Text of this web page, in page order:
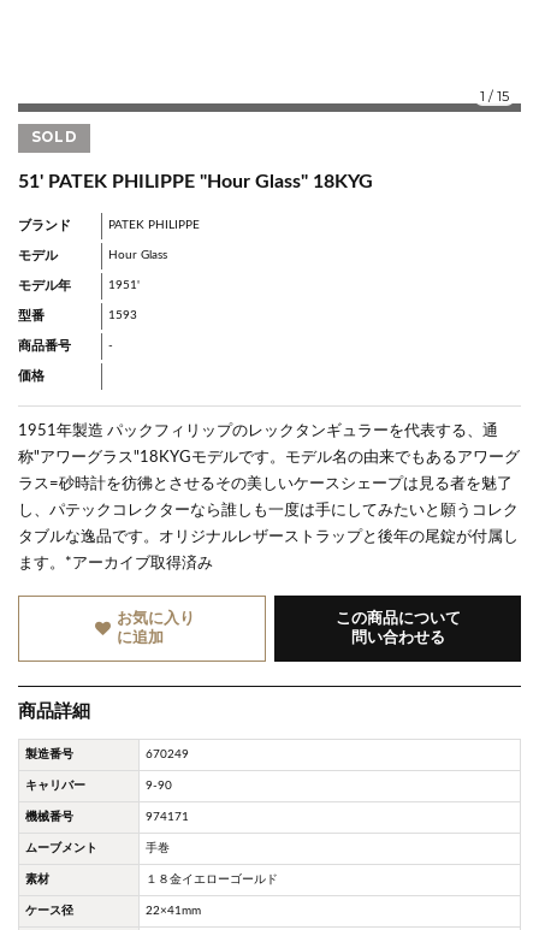
1 / 15
SOLD
51' PATEK PHILIPPE "Hour Glass" 18KYG
ブランド PATEK PHILIPPE
モデル Hour Glass
モデル年 1951'
型番 1593
商品番号 -
価格
1951年製造 パックフィリップのレックタンギュラーを代表する、通
称"アワーグラス"18KYGモデルです。モデル名の由来でもあるアワーグ
ラス=砂時計を彷彿とさせるその美しいケースシェープは見る者を魅了
し、パテックコレクターなら誰しも一度は手にしてみたいと願うコレク
タブルな逸品です。オリジナルレザーストラップと後年の尾錠が付属し
ます。*アーカイブ取得済み
お気に入り
に追加
この商品について
問い合わせる
商品詳細
製造番号 670249
キャリバー 9-90
機械番号 974171
ムーブメント 手巻
素材 １８金イエローゴールド
ケース径 22×41mm